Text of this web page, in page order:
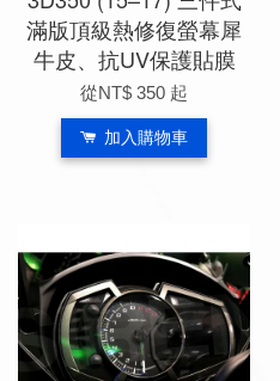
滿版頂級熱修復螢幕犀
牛皮、抗UV保護貼膜
從NT$ 350 起
加入購物車